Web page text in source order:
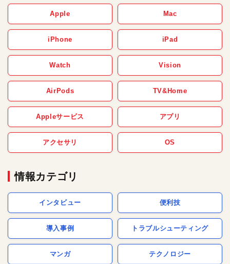
Apple Mac
iPhone iPad
Watch Vision
AirPods TV&Home
Appleサービス アプリ
アクセサリ OS
情報カテゴリ
インタビュー 便利技
導入事例 トラブルシューティング
マンガ テクノロジー